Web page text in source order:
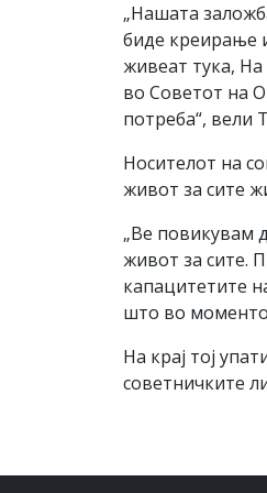
„Нашата
биде креирање
живеат тука, На
во Советот на
потреба“, вели
Носителот на
живот за сите
„Ве повикувам
живот за сите.
капацитетите
што во
На крај тој
советничките